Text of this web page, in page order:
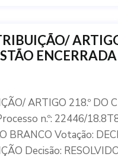
ENCERRADA
ARTIGO 218.º DO
n.º: 22446/
BRANCO Votação:
Decisão: